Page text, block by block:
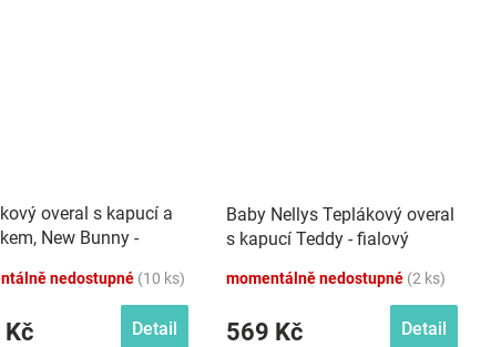
overal s kapucí a
New Bunny -
nedostupné (10 ks)
Detail
Baby Nellys Teplákový overal
s kapucí Teddy - fialový
momentálně nedostupné (2 ks)
569 Kč Detail